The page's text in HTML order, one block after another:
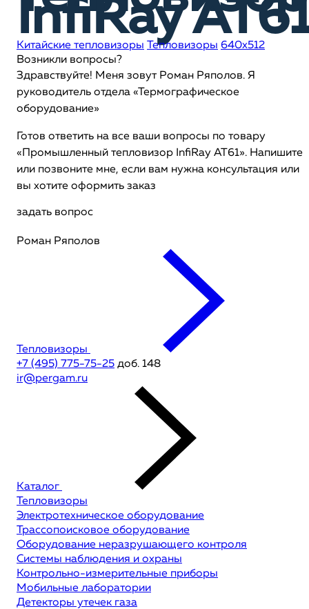
InfiRay
Китайские тепловизоры Тепловизоры 640x512
Возникли вопросы?
Здравствуйте! Меня зовут Роман Ряполов. Я
руководитель отдела «Термографическое
оборудование»
Готов ответить на все ваши вопросы по товару
«Промышленный тепловизор InfiRay AT61». Напишите
или позвоните мне, если вам нужна консультация или
вы хотите оформить заказ
задать вопрос
Роман Ряполов
Тепловизоры
+7 (495) 775-75-25 доб. 148
ir@pergam.ru
Каталог
Тепловизоры
Электротехническое оборудование
Трассопоисковое оборудование
Оборудование неразрушающего контроля
Системы наблюдения и охраны
Контрольно-измерительные приборы
Мобильные лаборатории
Детекторы утечек газа